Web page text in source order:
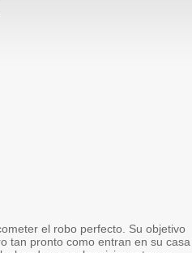
el robo perfecto. Su objetivo
tan pronto como entran en su casa